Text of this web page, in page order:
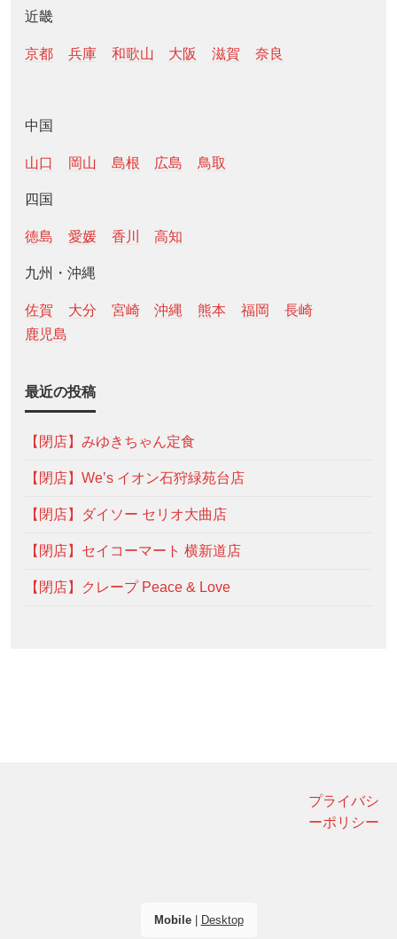
近畿
京都 兵庫 和歌山 大阪 滋賀 奈良
中国
山口 岡山 島根 広島 鳥取
四国
徳島 愛媛 香川 高知
九州・沖縄
佐賀 大分 宮崎 沖縄 熊本 福岡
長崎
鹿児島
最近の投稿
【閉店】みゆきちゃん定食
【閉店】We’s イオン石狩緑苑台店
【閉店】ダイソー セリオ大曲店
【閉店】セイコーマート 横新道店
【閉店】クレープ Peace & Love
プライバシ
ーポリシー
Mobile| Desktop